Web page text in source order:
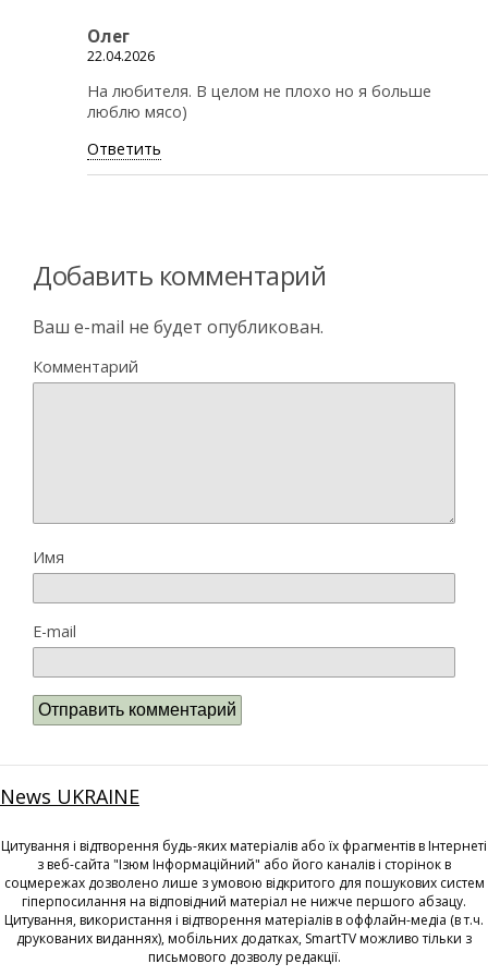
Олег
22.04.2026
На любителя. В целом не плохо но я больше
люблю мясо)
Ответить
Добавить комментарий
Ваш e-mail не будет опубликован.
Комментарий
Имя
E-mail
News UKRAINE
Цитування і відтворення будь-яких матеріалів або їх фрагментів в Інтернеті
з веб-сайта "Ізюм Інформаційний" або його каналів і сторінок в
соцмережах дозволено лише з умовою відкритого для пошукових систем
гіперпосилання на відповідний матеріал не нижче першого абзацу.
Цитування, використання і відтворення матеріалів в оффлайн-медіа (в т.ч.
друкованих виданнях), мобільних додатках, SmartTV можливо тільки з
письмового дозволу редакції.